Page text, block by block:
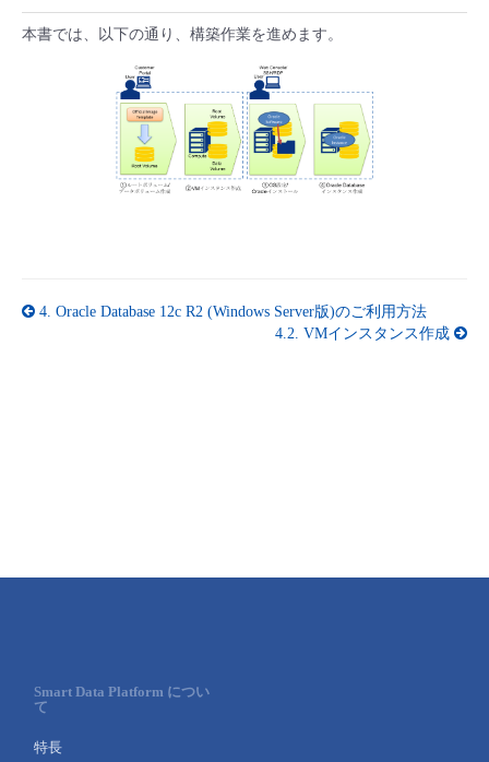
本書では、以下の通り、構築作業を進めます。
4. Oracle Database 12c R2 (Windows Server版)のご利用方法
4.2. VMインスタンス作成
Smart Data Platform につい
て
特長